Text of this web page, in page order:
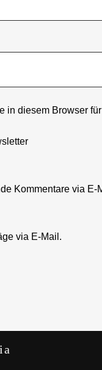
in diesem Browser
Kommentare via E-
via E-Mail.